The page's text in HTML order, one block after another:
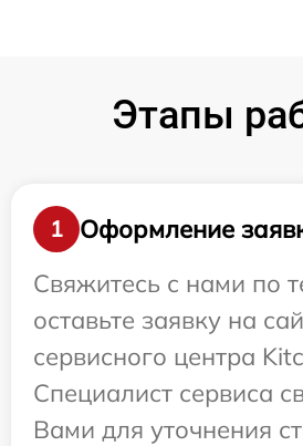
Этапы
1
Оформление
Свяжитесь с нами по
оставьте заявку на
сервисного центра
Специалист сервиса
Вами для уточнения